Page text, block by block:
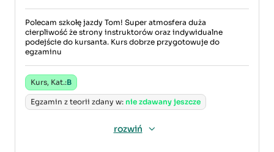
Polecam szkołę jazdy Tom! Super atmosfera duża
cierpliwość że strony instruktorów oraz indywidualne
podejście do kursanta. Kurs dobrze przygotowuje do
egzaminu
Kurs, Kat.:B
Egzamin z teorii zdany w: nie zdawany jeszcze
rozwiń